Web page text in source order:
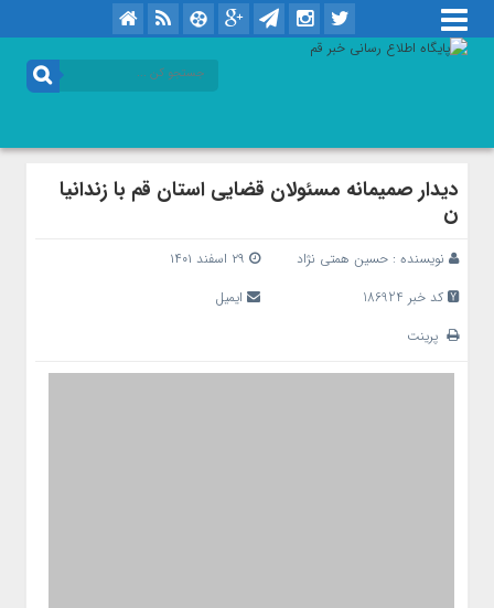
دیدار صمیمانه مسئولان قضایی استان قم با زندانیا
ن
نویسنده : حسین همتی نژاد
کد خبر 186924
ایمیل
پرینت